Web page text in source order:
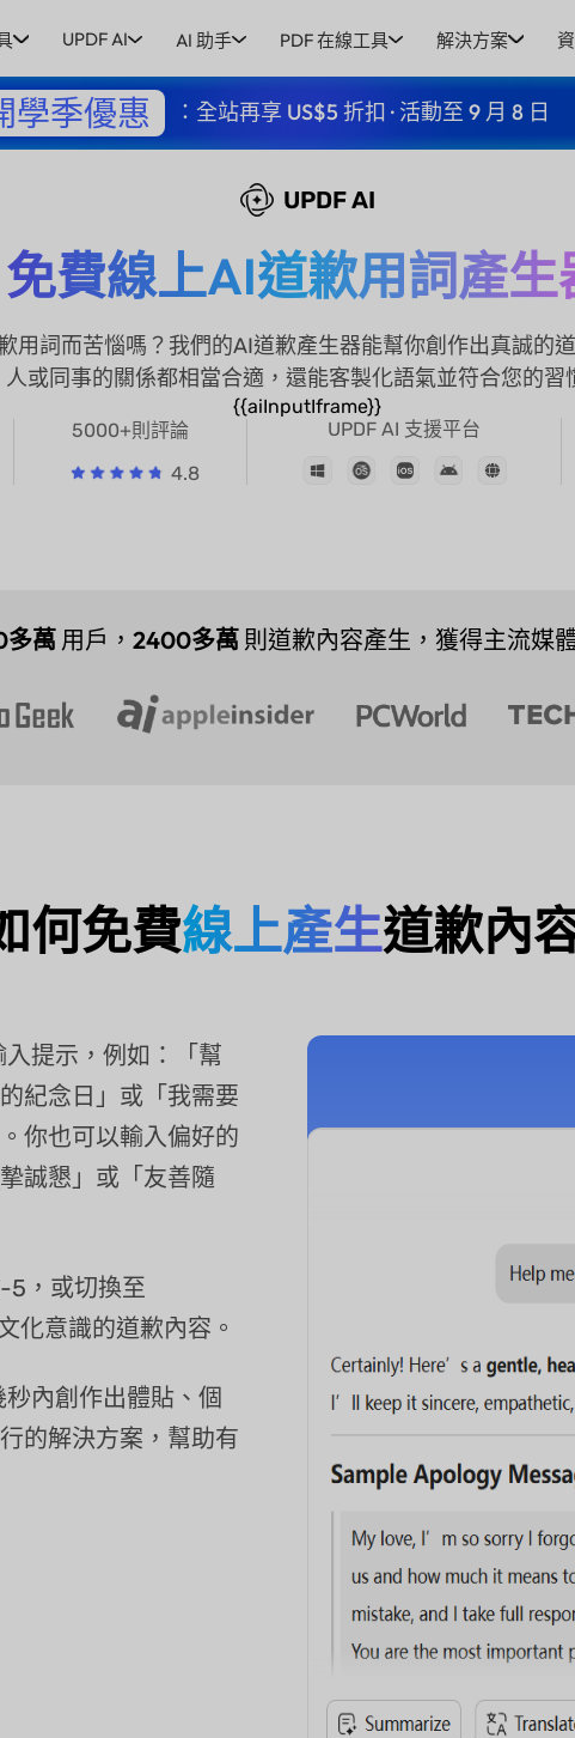
UPDF AI AI 助手 PDF 在線工具 解決方案
學季優惠 ：全站再享 US$5 折扣 · 活動至 9 月 8 日
UPDF AI
免費線上AI道歉用詞產生
用詞而苦惱嗎？我們的AI道歉產生器能幫你創作出真誠的
人或同事的關係都相當合適，還能客製化語氣並符合您的習
{{aiInputIframe}}
5000+則評論
4.8
UPDF AI 支援平台
多萬 用戶， 2400多萬 則道歉內容產生，獲得主流媒
何免費線上產生道歉內
提示，例如：「幫
紀念日」或「我需要
你也可以輸入偏好的
誠懇」或「友善隨
5，或切換至
化意識的道歉內容。
內創作出體貼、個
的解決方案，幫助有